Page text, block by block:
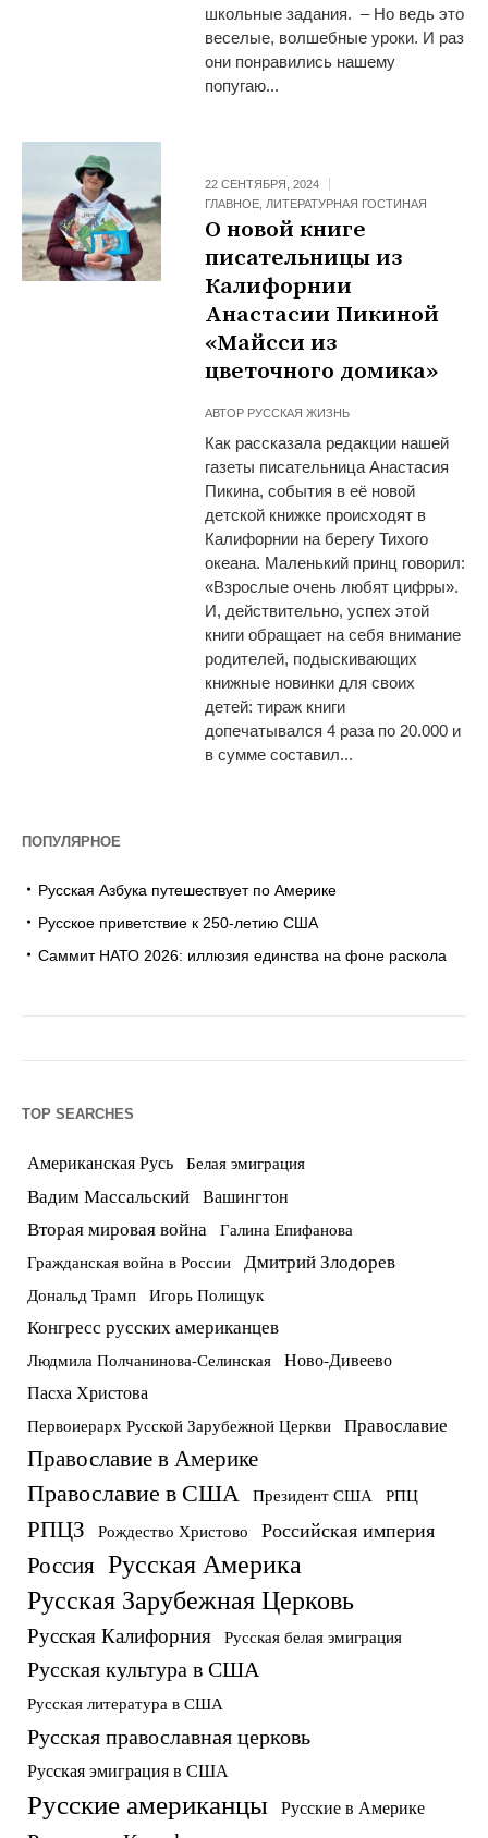
школьные задания. – Но ведь это
веселые, волшебные уроки. И раз
они понравились нашему
попугаю...
22 СЕНТЯБРЯ, 2024
ГЛАВНОЕ ЛИТЕРАТУРНАЯ ГОСТИНАЯ
О новой книге
писательницы из
Калифорнии
Анастасии Пикиной
«Майсси из
цветочного домика»
АВТОР РУССКАЯ ЖИЗНЬ
Как рассказала редакции нашей
газеты писательница Анастасия
Пикина, события в её новой
детской книжке происходят в
Калифорнии на берегу Тихого
океана. Маленький принц говорил:
«Взрослые очень любят цифры».
И, действительно, успех этой
книги обращает на себя внимание
родителей, подыскивающих
книжные новинки для своих
детей: тираж книги
допечатывался 4 раза по 20.000 и
в сумме составил...
ПОПУЛЯРНОЕ
Русская Азбука путешествует по Америке
Русское приветствие к 250-летию США
Саммит НАТО 2026: иллюзия единства на фоне раскола
TOP SEARCHES
Американская Русь Белая эмиграция
Вадим Массальский Вашингтон
Вторая мировая война Галина Епифанова
Гражданская война в России Дмитрий Злодорев
Дональд Трамп Игорь Полищук
Конгресс русских американцев
Людмила Полчанинова-Селинская Ново-Дивеево
Пасха Христова
Первоиерарх Русской Зарубежной Церкви Православие
Православие в Америке
Православие в США Президент США РПЦ
РПЦЗ Рождество Христово Российская империя
Россия Русская Америка
Русская Зарубежная Церковь
Русская Калифорния Русская белая эмиграция
Русская культура в США
Русская литература в США
Русская православная церковь
Русская эмиграция в США
Русские американцы Русские в Америке